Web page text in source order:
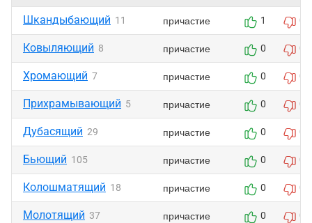
Шкандыбающий 11 причастие 1 0
Ковыляющий 8 причастие 0 0
Хромающий 7 причастие 0 0
Прихрамывающий 5 причастие 0 0
Дубасящий 29 причастие 0 0
Бьющий 105 причастие 0 0
Колошматящий 18 причастие 0 0
Молотящий 37 причастие 0 0